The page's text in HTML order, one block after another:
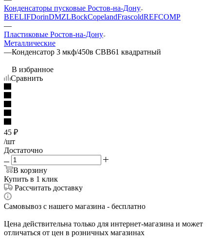
Конденсаторы пусковые Ростов-на-Дону
BEELIFDorinDMZLBockCopelandFrascoldREFCOMP
—
Пластиковые Ростов-на-Дону
Металлические
—Конденсатор 3 мкф/450в CBB61 квадратный
В избранное
Сравнить
45 ₽
/шт
Достаточно
В корзину
Купить в 1 клик
Рассчитать доставку
Самовывоз с нашего магазина - бесплатно
Цена действительна только для интернет-магазина и может
отличаться от цен в розничных магазинах